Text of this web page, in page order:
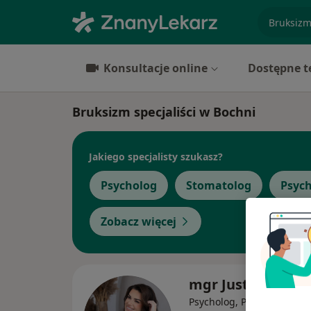
Konsultacje online Dostępne
Bruksizm specjaliści w Bochni
Jakiego specjalisty szukasz?
Psycholog Stomatolog
Zobacz więcej
mgr Justyna Rać
Psycholog,